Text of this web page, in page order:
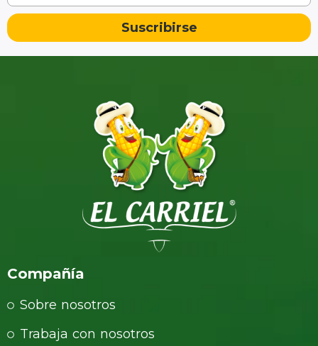
Suscribirse
Compañía
Sobre nosotros
Trabaja con nosotros